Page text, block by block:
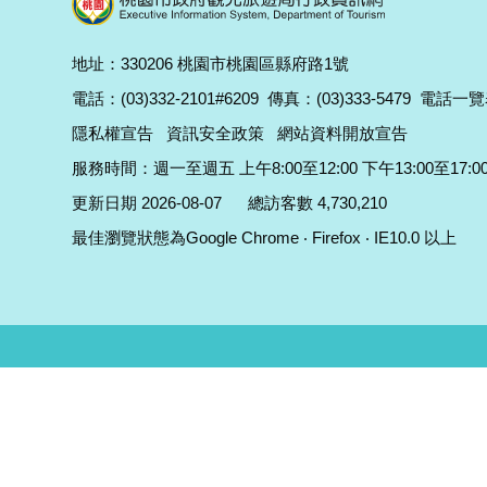
地址：330206 桃園市桃園區縣府路1號
電話：(03)332-2101#6209 傳真：(03)333-5479 電話一
隱私權宣告
資訊安全政策
網站資料開放宣告
服務時間：週一至週五 上午8:00至12:00 下午13:00至
更新日期 2026-08-07
總訪客數 4,730,210
最佳瀏覽狀態為Google Chrome ‧ Firefox ‧ IE10.0 以上